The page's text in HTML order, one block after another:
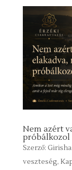
Nem azért
próbálkozol
Szerző:
veszteség,